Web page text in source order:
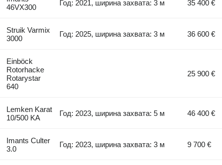
46VX300
Год: 2021, ширина захвата: 3 м 35 400 €
Struik Varmix
3000
Год: 2025, ширина захвата: 3 м 36 600 €
Einböck
Rotorhacke
Rotarystar
640
25 900 €
Lemken Karat
10/500 KA
Год: 2023, ширина захвата: 5 м 46 400 €
Imants Culter
3.0
Год: 2023, ширина захвата: 3 м 9 700 €